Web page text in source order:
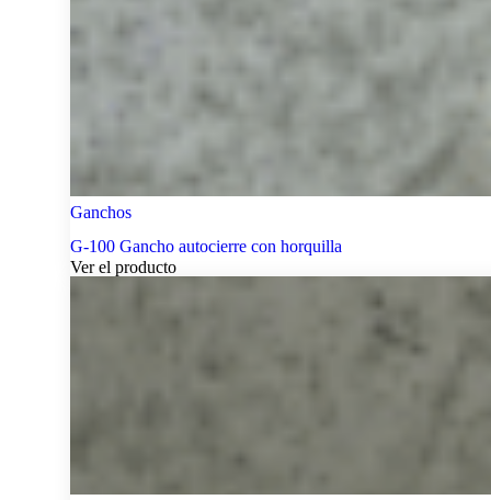
Ganchos
G-100 Gancho autocierre con horquilla
Ver el producto